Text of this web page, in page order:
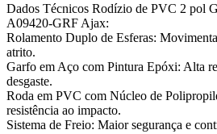
Dados Técnicos Rodízio de PVC 2 pol
A09420-GRF Ajax:
Rolamento Duplo de Esferas:
atrito.
Garfo em Aço com Pintura Epóxi: Alta
desgaste.
Roda em PVC com Núcleo de
resistência ao impacto.
Sistema de Freio: Maior segurança e